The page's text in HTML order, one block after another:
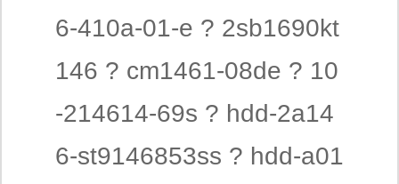
6-410a-01-e ? 2sb1690kt
146 ? cm1461-08de ? 10
-214614-69s ? hdd-2a14
6-st9146853ss ? hdd-a01